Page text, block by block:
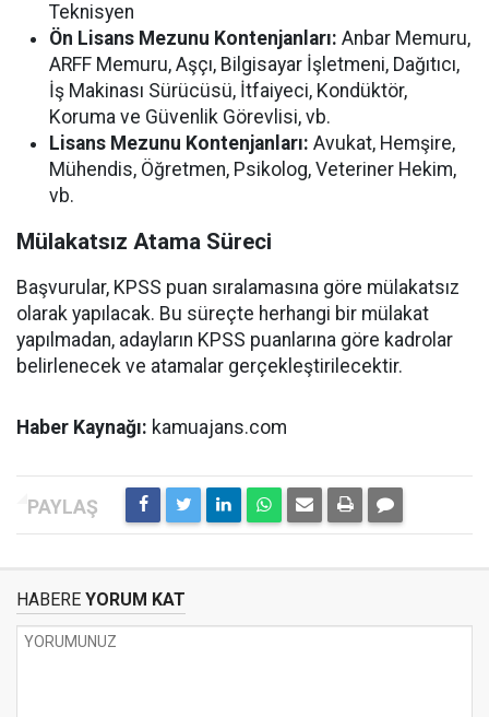
Teknisyen
Ön Lisans Mezunu Kontenjanları: Anbar Memuru,
ARFF Memuru, Aşçı, Bilgisayar İşletmeni, Dağıtıcı,
İş Makinası Sürücüsü, İtfaiyeci, Kondüktör,
Koruma ve Güvenlik Görevlisi, vb.
Lisans Mezunu Kontenjanları: Avukat, Hemşire,
Mühendis, Öğretmen, Psikolog, Veteriner Hekim,
vb.
Mülakatsız Atama Süreci
Başvurular, KPSS puan sıralamasına göre mülakatsız
olarak yapılacak. Bu süreçte herhangi bir mülakat
yapılmadan, adayların KPSS puanlarına göre kadrolar
belirlenecek ve atamalar gerçekleştirilecektir.
Haber Kaynağı: kamuajans.com
HABERE YORUM KAT